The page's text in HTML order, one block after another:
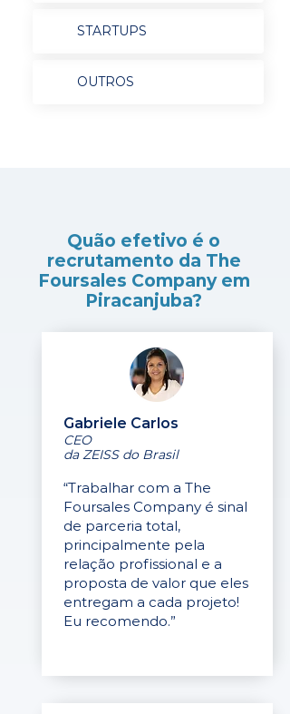
STARTUPS
OUTROS
Quão efetivo é o
recrutamento da The
Foursales Company em
Piracanjuba?
Gabriele Carlos
CEO
da ZEISS do Brasil
“Trabalhar com a The
Foursales Company é sinal
de parceria total,
principalmente pela
relação profissional e a
proposta de valor que eles
entregam a cada projeto!
Eu recomendo.”